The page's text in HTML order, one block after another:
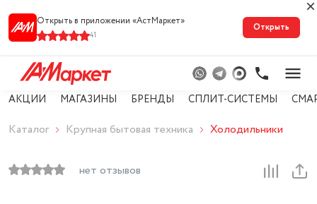
Открыть в приложении «АстМарке‪т‬»
41
Открыть
АКЦИИ МАГАЗИНЫ БРЕНДЫ СПЛИТ-СИСТЕМЫ
Каталог Крупная бытовая техника Холодильники
нет отзывов